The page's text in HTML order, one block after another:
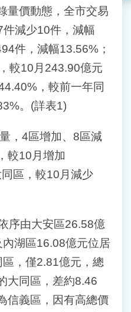
價動態，全市交易
減少10件，減幅
件，減幅13.56%；
較10月243.90億元
，較前一年同
。(詳表1)
4區增加、8區減
較10月增加
區，較10月減少
由大安區26.58億
湖區16.08億元位居
，僅2.81億元，總
大同區，差約8.46
信義區，因有高總價